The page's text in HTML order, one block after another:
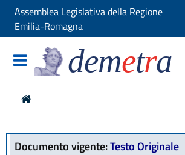
Assemblea Legislativa della Regione
Emilia-Romagna
demetra
Documento vigente:Testo Originale